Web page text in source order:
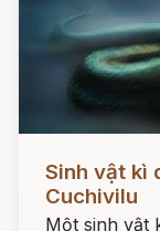
Sinh vật kì
Cuchivilu
Một sinh vật